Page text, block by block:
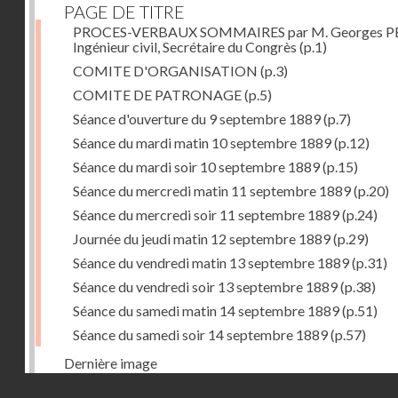
PAGE DE TITRE
PROCES-VERBAUX SOMMAIRES par M. Georges
Ingénieur civil, Secrétaire du Congrès (p.1)
COMITE D'ORGANISATION (p.3)
COMITE DE PATRONAGE(p.5)
Séance d'ouverture du 9 septembre 1889(p.7)
Séance du mardi matin 10 septembre 1889(p.12)
Séance du mardi soir 10 septembre 1889(p.15)
Séance du mercredi matin 11 septembre 1889(p.20)
Séance du mercredi soir 11 septembre 1889(p.24)
Journée du jeudi matin 12 septembre 1889(p.29)
Séance du vendredi matin 13 septembre 1889(p.31)
Séance du vendredi soir 13 septembre 1889(p.38)
Séance du samedi matin 14 septembre 1889(p.51)
Séance du samedi soir 14 septembre 1889(p.57)
Dernière image